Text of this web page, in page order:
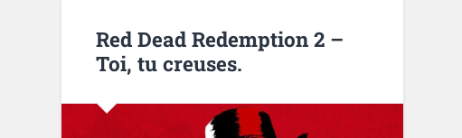
Red Dead Redemption 2 –
Toi, tu creuses.